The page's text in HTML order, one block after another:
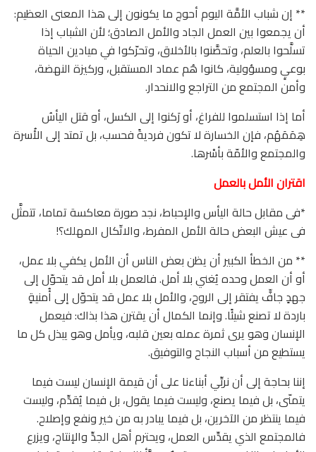
** إن شباب الأمَّة اليوم أحوج ما يكونون إلى هذا المعنى العظيم:
أن يجمعوا بين العمل الجاد والأمل الصادق؛ لأن الشباب إذا
تسلَّحوا بالعلم، وتحصَّنوا بالأخلاق، وتحرّكوا في ميادين الحياة
بوعيٍ ومسؤولية، كانوا هُم عماد المستقبل، وركيزة النهضة،
وأمن المجتمع من التراجع والانحدار.
أما إذا استسلموا للفراغ، أو رَكنوا إلى الكسل، أو قتل اليأسُ
هِمَمَهُم، فإن الخسارة لا تكون فرديةً فحسب، بل تمتد إلى الأُسرة
والمجتمع والأمّة بأسْرها.
اقتران الأمل بالعمل
*فى مقابل حالة اليأس والإحباط، نجد صورة معاكسة تماما، تتمثَّل
فى عيش البعض حالة الأمل المفرط، والاتّكال المهلك؟!
** من الخطأ الكبير أن يظن بعض الناس أن الأمل يكفي بلا عمل،
أو أن العمل وحده يُغني بلا أمل. فالعمل بلا أمل قد يتحوّل إلى
جهدٍ جافٍّ يفتقر إلى الروح، والأمل بلا عمل قد يتحوّل إلى أُمنيةٍ
باردة لا تصنع شيئًا. وإنما الكمال أن يقترن هذا بذاك: فيعمل
الإنسان وهو يرى ثمرة عمله بعين قلبه، ويأمل وهو يبذل كل ما
يستطيع من أسباب النجاح والتوفيق.
إننا بحاجة إلى أن نربِّي أبناءنا على أن قيمة الإنسان ليست فيما
يتمنّى، بل فيما يصنع، وليست فيما يقول، بل فيما يُقدِّم، وليست
فيما ينتظر من الآخرين، بل فيما يبادر به من خير ونفع وإصلاح.
فالمجتمع الذي يقدِّس العمل، ويحترم أهل الجدِّ والإنتاج، ويزرع